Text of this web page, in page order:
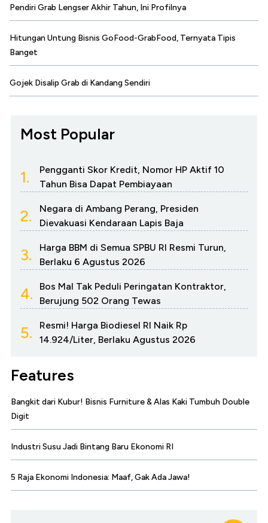
Pendiri Grab Lengser Akhir Tahun, Ini Profilnya
Hitungan Untung Bisnis GoFood-GrabFood, Ternyata Tipis
Banget
Gojek Disalip Grab di Kandang Sendiri
Most Popular
1.
Pengganti Skor Kredit, Nomor HP Aktif 10
Tahun Bisa Dapat Pembiayaan
2.
Negara di Ambang Perang, Presiden
Dievakuasi Kendaraan Lapis Baja
3.
Harga BBM di Semua SPBU RI Resmi Turun,
Berlaku 6 Agustus 2026
4.
Bos Mal Tak Peduli Peringatan Kontraktor,
Berujung 502 Orang Tewas
5.
Resmi! Harga Biodiesel RI Naik Rp
14.924/Liter, Berlaku Agustus 2026
Features
Bangkit dari Kubur! Bisnis Furniture & Alas Kaki Tumbuh Double
Digit
Industri Susu Jadi Bintang Baru Ekonomi RI
5 Raja Ekonomi Indonesia: Maaf, Gak Ada Jawa!